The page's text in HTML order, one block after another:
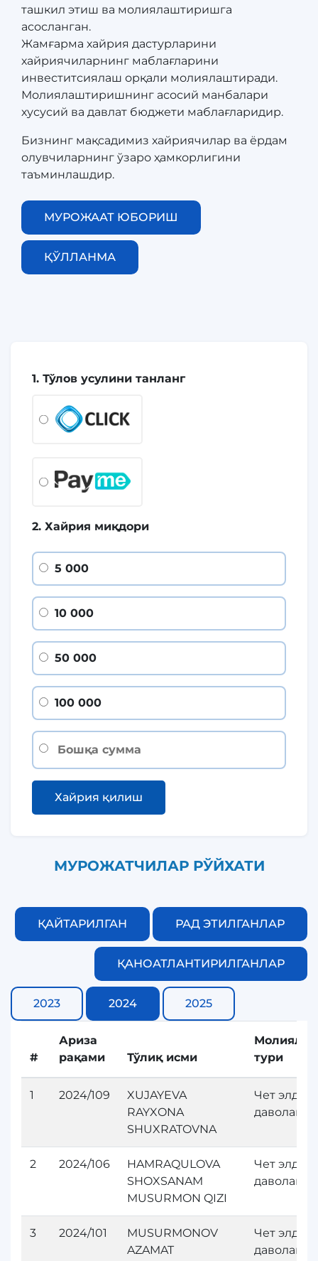
ташкил этиш ва молиялаштиришга
асосланган.
​​​​​​​Жамғарма хайрия дастурларини
хайриячиларнинг маблағларини
инвеститсиялаш орқали молиялаштиради.
Молиялаштиришнинг асосий манбалари
хусусий ва давлат бюджети маблағларидир.
Бизнинг мақсадимиз хайриячилар ва ёрдам
олувчиларнинг ўзаро ҳамкорлигини
таъминлашдир.
МУРОЖААТ ЮБОРИШ
ҚЎЛЛАНМА
1. Тўлов усулини танланг
2. Хайрия миқдори
5 000
10 000
50 000
100 000
Хайрия қилиш
МУРОЖАТЧИЛАР РЎЙХАТИ
ҚАЙТАРИЛГАН РАД ЭТИЛГАНЛАР
ҚАНОАТЛАНТИРИЛГАНЛАР
2023 2024 2025
#
Ариза
рақами
Тўлиқ исми
тури
1 2024/109
XUJAYEVA
RAYXONA
SHUXRATOVNA
Чет элда
2 2024/106
HAMRAQULOVA
SHOXSANAM
MUSURMON QIZI
Чет элда
3 2024/101
MUSURMONOV
AZAMAT
Чет элда